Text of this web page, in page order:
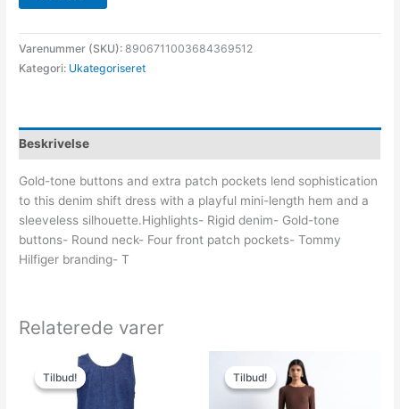
Varenummer (SKU):8906711003684369512
Kategori: Ukategoriseret
Beskrivelse
Gold-tone buttons and extra patch pockets lend sophistication
to this denim shift dress with a playful mini-length hem and a
sleeveless silhouette.Highlights- Rigid denim- Gold-tone
buttons- Round neck- Four front patch pockets- Tommy
Hilfiger branding- T
Relaterede varer
Tilbud!
Tilbud!
Den
oprindelige
pris
var:
Den
aktuelle
pris
er:
Tilbud!
Tilbud!
oprindelige
pris
var:
pris
er: